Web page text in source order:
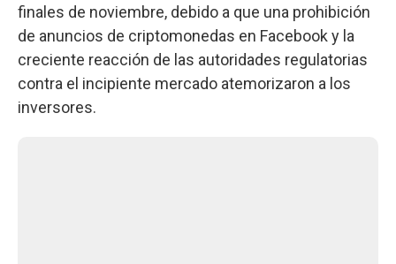
finales de noviembre, debido a que una prohibición
de anuncios de criptomonedas en Facebook y la
creciente reacción de las autoridades regulatorias
contra el incipiente mercado atemorizaron a los
inversores.